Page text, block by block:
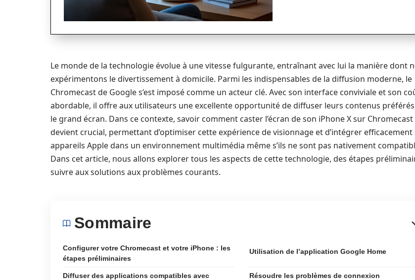
Le monde de la technologie évolue à une vitesse fulgurante, entraînant avec lui la manière dont
expérimentons le divertissement à domicile. Parmi les indispensables de la diffusion moderne, le
Chromecast de Google s’est imposé comme un acteur clé. Avec son interface conviviale et son
abordable, il offre aux utilisateurs une excellente opportunité de diffuser leurs contenus
le grand écran. Dans ce contexte, savoir comment caster l’écran de son iPhone X sur Chromecast
devient crucial, permettant d’optimiser cette expérience de visionnage et d’intégrer efficacement
appareils Apple dans un environnement multimédia même s’ils ne sont pas nativement
Dans cet article, nous allons explorer tous les aspects de cette technologie, des étapes
suivre aux solutions aux problèmes courants.
Sommaire
Configurer votre Chromecast et votre iPhone : les
étapes préliminaires
Utilisation de l’application Google Home
Diffuser des applications compatibles avec
Résoudre les problèmes de connexion